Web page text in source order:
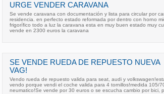
URGE VENDER CARAVANA
Se vende caravana con documentación y lista para circular por
residencia. en perfecto estado reformada por dentro con horno
frigorífico todo a luz la caravana esta en muy buen estado muy
vende en 2300 euros la caravana
SE VENDE RUEDA DE REPUESTO NUEVA
VAG!
Vendo rueda de repuesto valida para seat, audi y
vendo porque vendi el coche valida para 4 tornillos!medida 105/
neumatico!Se vende por 30 euros o se escucha cambio por bici,